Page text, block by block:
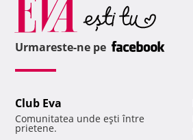
Urmareste-ne pe
Club Eva
Comunitatea unde eşti între
prietene.